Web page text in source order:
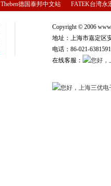
Theben德国泰邦中文站 FATEK台湾永
Copyright © 2006
地址：上海市嘉定区
电话：86-021-
在线客服：